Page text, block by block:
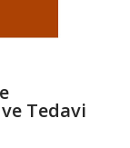
Tedavi